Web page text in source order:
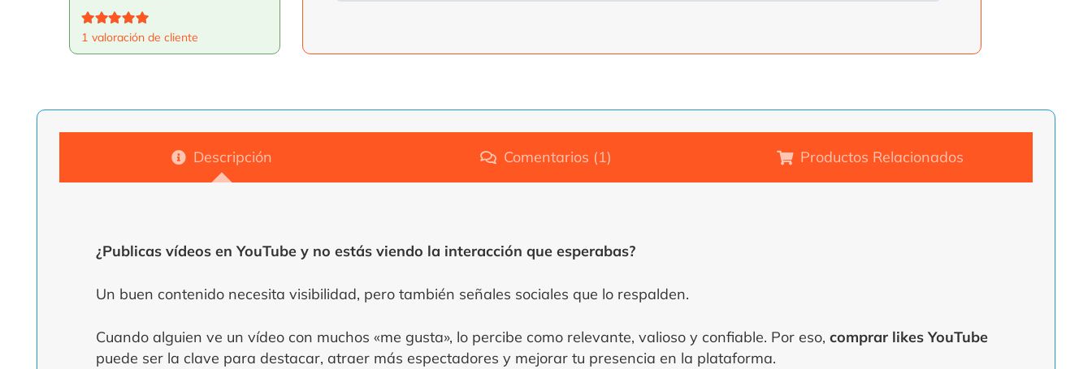
Valorado con5.00
1 valoración de cliente
Descripción Comentarios (1) Productos Relacionados
¿Publicas vídeos en YouTube y no estás viendo la interacción que esperabas?
Un buen contenido necesita visibilidad, pero también señales sociales que lo respalden.
Cuando alguien ve un vídeo con muchos «me gusta», lo percibe como relevante, valioso y confiable. Por eso, comprar likes YouTube
puede ser la clave para destacar, atraer más espectadores y mejorar tu presencia en la plataforma.